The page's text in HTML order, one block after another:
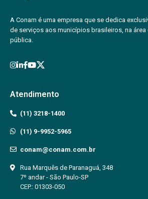
A Conam é uma empresa que se dedica
de serviços aos municípios brasileiros, na
pública.
Atendimento
(11) 3218-1400
(11) 9-9952-5965
conam@conam.com.br
Rua Marquês de Paranaguá, 348
7º andar - São Paulo-SP
CEP.: 01303-050